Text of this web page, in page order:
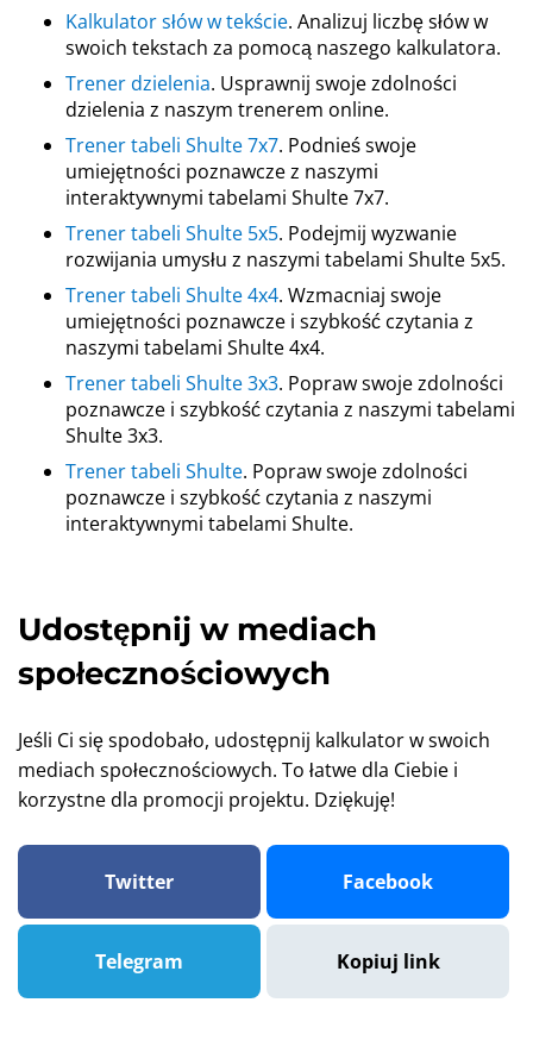
Kalkulator słów w tekście. Analizuj liczbę słów w
swoich tekstach za pomocą naszego kalkulatora.
Trener dzielenia. Usprawnij swoje zdolności
dzielenia z naszym trenerem online.
Trener tabeli Shulte 7x7. Podnieś swoje
umiejętności poznawcze z naszymi
interaktywnymi tabelami Shulte 7x7.
Trener tabeli Shulte 5x5. Podejmij wyzwanie
rozwijania umysłu z naszymi tabelami Shulte 5x5.
Trener tabeli Shulte 4x4. Wzmacniaj swoje
umiejętności poznawcze i szybkość czytania z
naszymi tabelami Shulte 4x4.
Trener tabeli Shulte 3x3. Popraw swoje zdolności
poznawcze i szybkość czytania z naszymi tabelami
Shulte 3x3.
Trener tabeli Shulte. Popraw swoje zdolności
poznawcze i szybkość czytania z naszymi
interaktywnymi tabelami Shulte.
Udostępnij w mediach
społecznościowych
Jeśli Ci się spodobało, udostępnij kalkulator w swoich
mediach społecznościowych. To łatwe dla Ciebie i
korzystne dla promocji projektu. Dziękuję!
Twitter Facebook
Telegram Kopiuj link